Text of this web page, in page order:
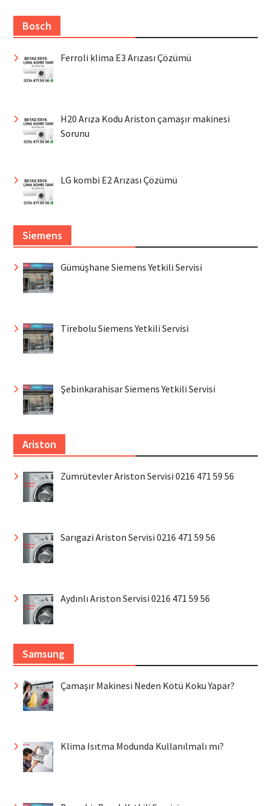
Bosch
Ferroli klima E3 Arızası Çözümü
H20 Arıza Kodu Ariston çamaşır makinesi
Sorunu
LG kombi E2 Arızası Çözümü
Siemens
Gümüşhane Siemens Yetkili Servisi
Tirebolu Siemens Yetkili Servisi
Şebinkarahisar Siemens Yetkili Servisi
Ariston
Zümrütevler Ariston Servisi 0216 471 59 56
Sarıgazi Ariston Servisi 0216 471 59 56
Aydınlı Ariston Servisi 0216 471 59 56
Samsung
Çamaşır Makinesi Neden Kötü Koku Yapar?
Klima Isıtma Modunda Kullanılmalı mı?